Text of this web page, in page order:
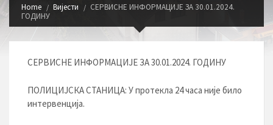
Home Вијести
СЕРВИСНЕ ИНФОРМАЦИЈЕ ЗА 30.01.2024.
ГОДИНУ
СЕРВИСНЕ ИНФОРМАЦИЈЕ ЗА 30.01.2024. ГОДИНУ
ПОЛИЦИЈСКА СТАНИЦА: У протекла 24 часа није било
интервенција.